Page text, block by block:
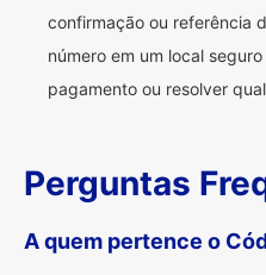
confirmação ou referência
número em um local
pagamento ou resolver
Perguntas
A quem pertence o